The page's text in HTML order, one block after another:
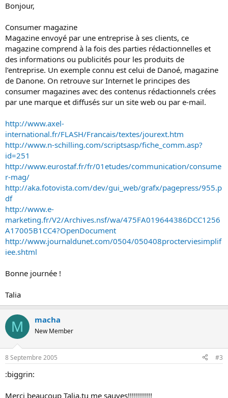
Bonjour,
Consumer magazine
Magazine envoyé par une entreprise à ses clients, ce
magazine comprend à la fois des parties rédactionnelles et
des informations ou publicités pour les produits de
l’entreprise. Un exemple connu est celui de Danoé, magazine
de Danone. On retrouve sur Internet le principes des
consumer magazines avec des contenus rédactionnels crées
par une marque et diffusés sur un site web ou par e-mail.
http://www.axel-
international.fr/FLASH/Francais/textes/jourext.htm
http://www.n-schilling.com/scriptsasp/fiche_comm.asp?
id=251
http://www.eurostaf.fr/fr/01etudes/communication/consume
r-mag/
http://aka.fotovista.com/dev/gui_web/grafx/pagepress/955.p
df
http://www.e-
marketing.fr/V2/Archives.nsf/wa/475FA019644386DCC1256
A17005B1CC4?OpenDocument
http://www.journaldunet.com/0504/050408procterviesimplif
iee.shtml
Bonne journée !
Talia
M macha
New Member
8 Septembre 2005 #3
:biggrin:
Merci beaucoup Talia,tu me sauves!!!!!!!!!!!!